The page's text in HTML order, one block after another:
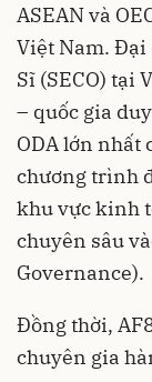
ASEAN và
Việt Nam. Đại
Sĩ (SECO) tại
– quốc gia
ODA lớn nhất
chương trình
khu vực kinh
chuyên sâu
Governance).
Đồng thời,
chuyên gia